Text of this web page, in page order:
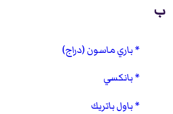
ب
باري ماسون (دراج)
بانكسي
باول باتريك